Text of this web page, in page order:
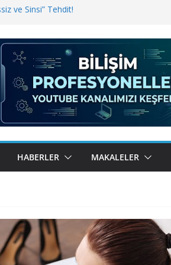
ve Sinsi” Tehdit!
Bugün BulutTahsilat’ta
Kemal Oral Tüm Sorularımızı
HABERLER MAKALELER